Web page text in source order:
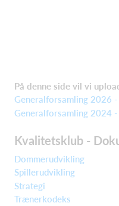
På denne side vil vi
Generalforsamling 2026
Generalforsamling 2024
Kvalitetsklub -
Dommerudvikling
Spillerudvikling
Strategi
Trænerkodeks